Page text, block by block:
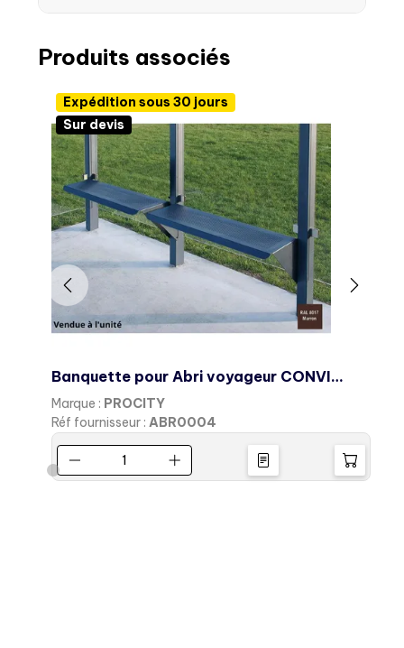
Produits associés
Expédition sous 30 jours
Sur devis
Banquette pour Abri voyageur CONVIVIAL
Marque : PROCITY
Réf fournisseur : ABR0004